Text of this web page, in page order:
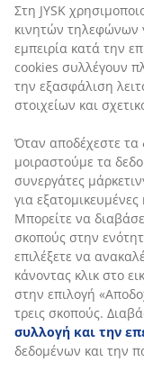
Στη JYSK
κινητών τηλεφώνων
εμπειρία κατά την
cookies συλλέγουν
την εξασφάλιση
στοιχείων και
Όταν αποδέχεστε τα
μοιραστούμε τα
συνεργάτες
για εξατομικευμένες
Μπορείτε να
σκοπούς στην
επιλέξετε να
κάνοντας κλικ στο
στην επιλογή
τρεις σκοπούς.
συλλογή και την
δεδομένων και την